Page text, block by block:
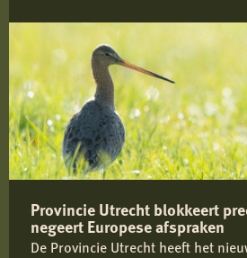
Lees
meer
over
Reactie
op
berichtgeving
over
jachthondenbeleid
Provincie Utrecht blokkeert
negeert Europese afspraken
De Provincie Utrecht heeft het